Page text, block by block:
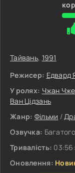
Тайвань, 1991
Режисер: Едвард
У ролях: Чжан
Ван Цідзань
Жанр: Фільми /
Озвучка:
Тривалість:
Оновлення: